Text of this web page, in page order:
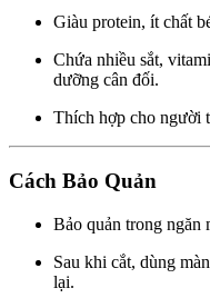
Giàu protein, ít chất
Chứa nhiều sắt,
dưỡng cân đối.
Thích hợp cho người
Cách Bảo Quản
Bảo quản trong ngăn
Sau khi cắt, dùng
lại.